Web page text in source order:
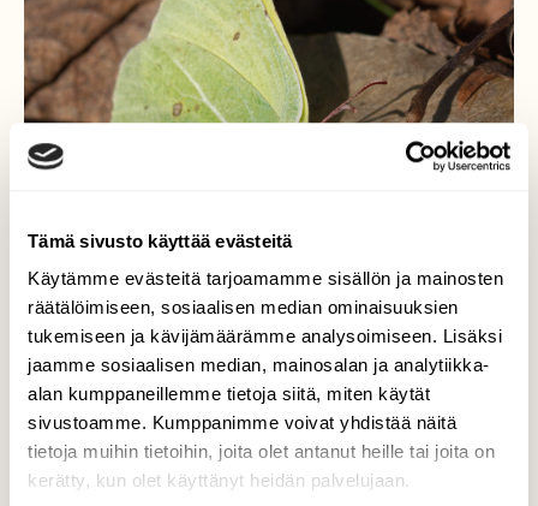
Tämä sivusto käyttää evästeitä
Käytämme evästeitä tarjoamamme sisällön ja mainosten
räätälöimiseen, sosiaalisen median ominaisuuksien
tukemiseen ja kävijämäärämme analysoimiseen. Lisäksi
jaamme sosiaalisen median, mainosalan ja analytiikka-
alan kumppaneillemme tietoja siitä, miten käytät
sivustoamme. Kumppanimme voivat yhdistää näitä
tietoja muihin tietoihin, joita olet antanut heille tai joita on
kerätty, kun olet käyttänyt heidän palvelujaan.
Kevään ensimmmäinen
perhoshavainto
Kaunis aurinkoinen sää sai sitruunaperhosia